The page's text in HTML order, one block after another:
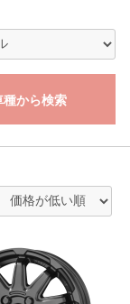
種から検索